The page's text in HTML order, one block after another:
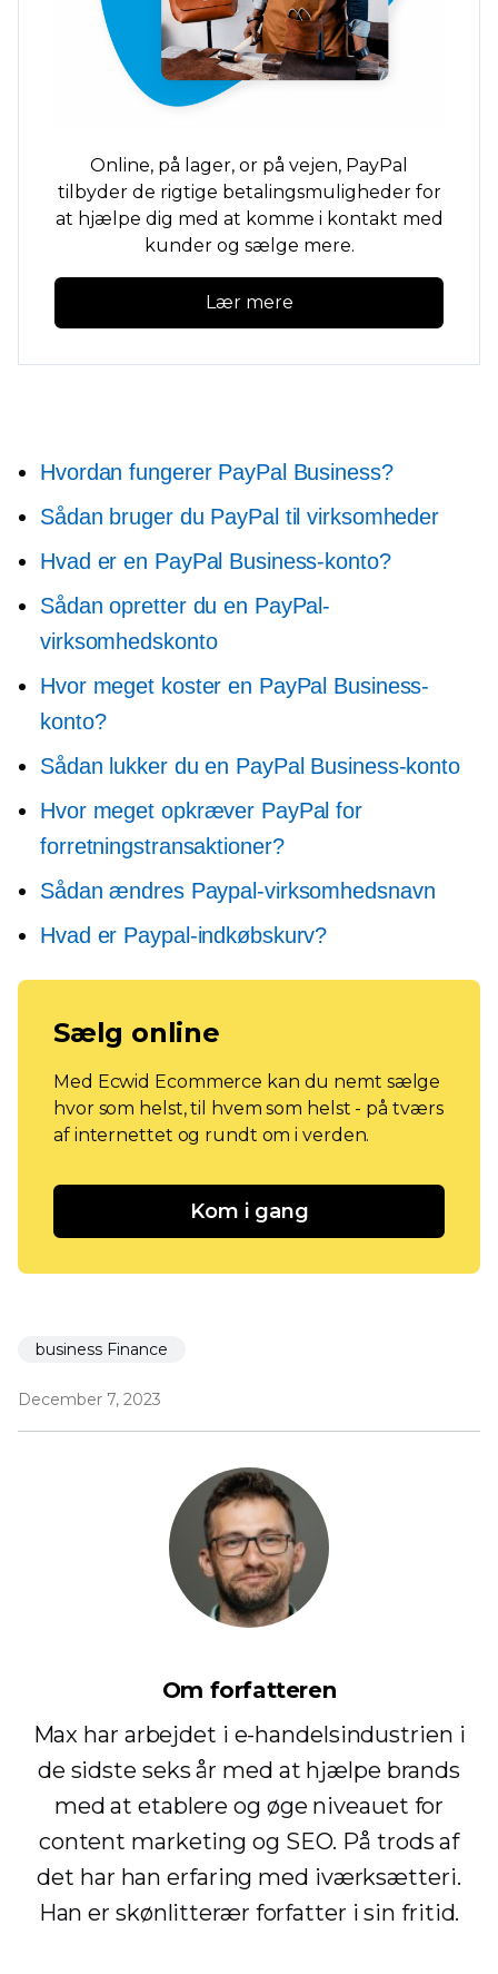
Online, på lager, or på vejen, PayPal
tilbyder de rigtige betalingsmuligheder for
at hjælpe dig med at komme i kontakt med
kunder og sælge mere.
Lær mere
Hvordan fungerer PayPal Business?
Sådan bruger du PayPal til virksomheder
Hvad er en PayPal Business-konto?
Sådan opretter du en PayPal-
virksomhedskonto
Hvor meget koster en PayPal Business-
konto?
Sådan lukker du en PayPal Business-konto
Hvor meget opkræver PayPal for
forretningstransaktioner?
Sådan ændres Paypal-virksomhedsnavn
Hvad er Paypal-indkøbskurv?
Sælg online
Med Ecwid Ecommerce kan du nemt sælge
hvor som helst, til hvem som helst - på tværs
af internettet og rundt om i verden.
Kom i gang
business Finance
December 7, 2023
Om forfatteren
Max har arbejdet i e-handelsindustrien i
de sidste seks år med at hjælpe brands
med at etablere og øge niveauet for
content marketing og SEO. På trods af
det har han erfaring med iværksætteri.
Han er skønlitterær forfatter i sin fritid.